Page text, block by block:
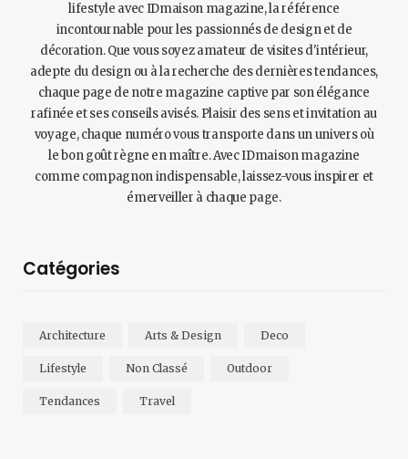
lifestyle avec IDmaison magazine, la référence
incontournable pour les passionnés de design et de
décoration. Que vous soyez amateur de visites d'intérieur,
adepte du design ou à la recherche des dernières tendances,
chaque page de notre magazine captive par son élégance
rafinée et ses conseils avisés. Plaisir des sens et invitation au
voyage, chaque numéro vous transporte dans un univers où
le bon goût règne en maître. Avec IDmaison magazine
comme compagnon indispensable, laissez-vous inspirer et
émerveiller à chaque page.
Catégories
Architecture Arts & Design Deco
Lifestyle Non Classé Outdoor
Tendances Travel